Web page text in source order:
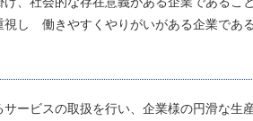
視し 働きやすくやりがいがある企業であ
サービスの取扱を行い、企業様の円滑な生